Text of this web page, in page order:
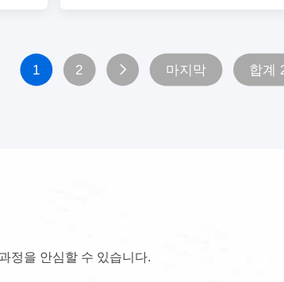
1 2 마지막 합계
정을 안심할 수 있습니다.